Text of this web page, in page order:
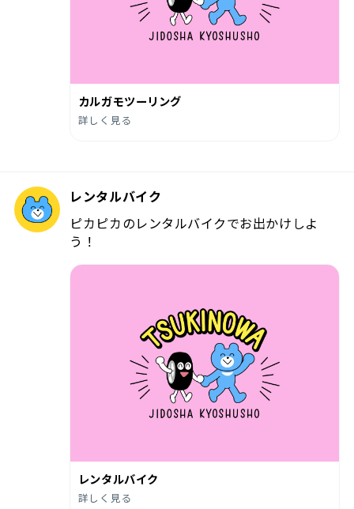
カルガモツーリング
詳しく見る
レンタルバイク
ピカピカのレンタルバイクでお出かけしよ
う！
レンタルバイク
詳しく見る